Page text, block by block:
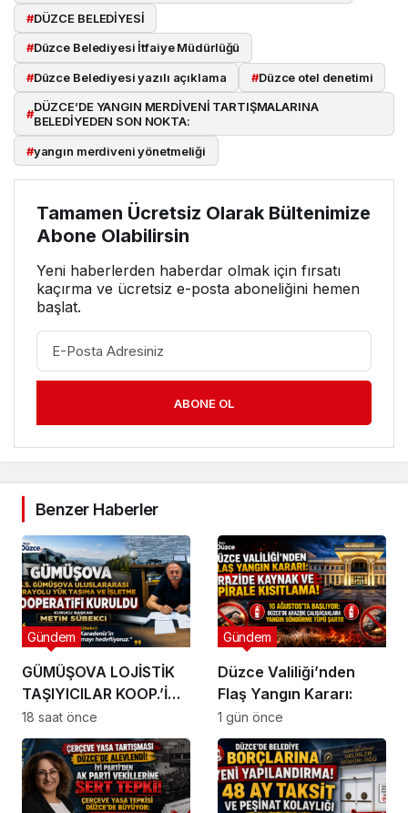
#DÜZCE BELEDİYESİ
#Düzce Belediyesi İtfaiye Müdürlüğü
#Düzce Belediyesi yazılı açıklama #Düzce otel denetimi
#DÜZCE’DE YANGIN MERDİVENİ TARTIŞMALARINA
BELEDİYEDEN SON NOKTA:
#yangın merdiveni yönetmeliği
Tamamen Ücretsiz Olarak Bültenimize
Abone Olabilirsin
Yeni haberlerden haberdar olmak için fırsatı
kaçırma ve ücretsiz e-posta aboneliğini hemen
başlat.
ABONE OL
Benzer Haberler
GÜMÜŞOVA LOJİSTİK
TAŞIYICILAR KOOP.’İ
KURULDU !
Gündem
18 saat önce
Düzce Valiliği’nden
Flaş Yangın Kararı:
Gündem
1 gün önce